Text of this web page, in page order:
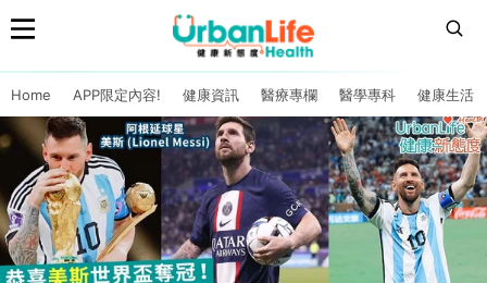
Home APP限定內容! 健康資訊 醫療專欄 醫學專科 健康生活